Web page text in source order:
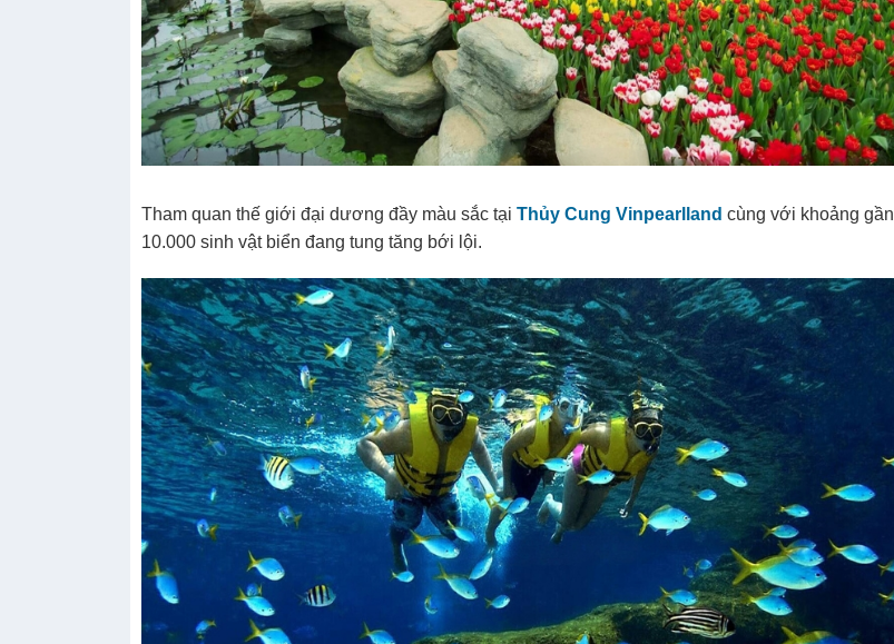
Tham quan thế giới đại dương đầy màu sắc tạiThủy Cung Vinpearlland cùng với khoảng gần
10.000 sinh vật biển đang tung tăng bới lội.